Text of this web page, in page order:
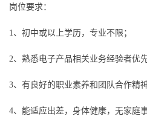
岗位要求：
1、初中或以上学历，专业不限；
2、熟悉电子产品相关业务经验者优先
3、有良好的职业素养和团队合作精
4、能适应出差，身体健康，无家庭